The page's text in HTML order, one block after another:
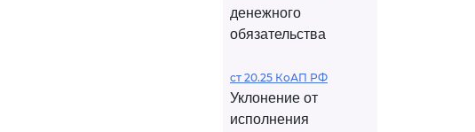
денежного
обязательства
ст 20.25 КоАП РФ
Уклонение от
исполнения